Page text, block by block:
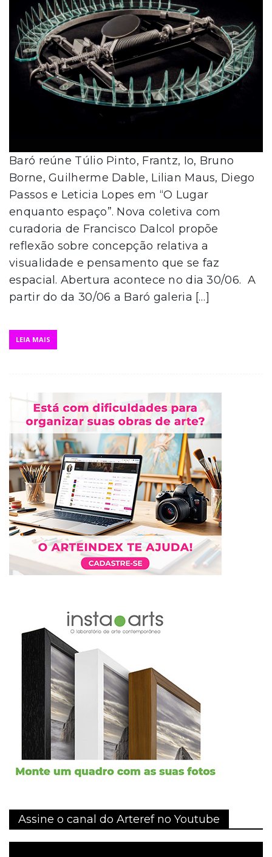
Baró reúne Túlio Pinto, Frantz, Io, Bruno
Borne, Guilherme Dable, Lilian Maus, Diego
Passos e Leticia Lopes em “O Lugar
enquanto espaço”. Nova coletiva com
curadoria de Francisco Dalcol propõe
reflexão sobre concepção relativa a
visualidade e pensamento que se faz
espacial. Abertura acontece no dia 30/06. A
partir do da 30/06 a Baró galeria […]
LEIA MAIS
Assine o canal do Arteref no Youtube